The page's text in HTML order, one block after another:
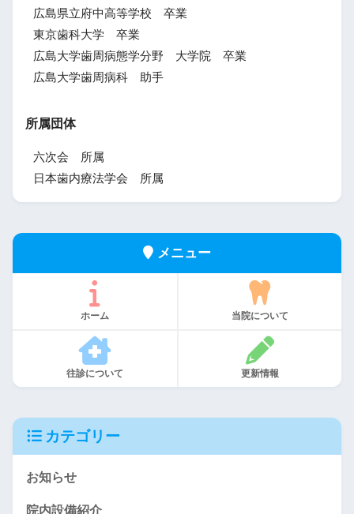
広島県立府中高等学校 卒業
東京歯科大学 卒業
広島大学歯周病態学分野 大学院 卒業
広島大学歯周病科 助手
所属団体
六次会 所属
日本歯内療法学会 所属
メニュー
ホーム 当院について
往診について 更新情報
カテゴリー
お知らせ
院内設備紹介